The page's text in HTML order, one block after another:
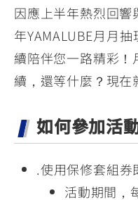
因應上半年熱烈回
年YAMALUBE月月
續陪伴您一路精彩
續，還等什麼？現在
如何參加活
.使用保修套組券
活動期間，